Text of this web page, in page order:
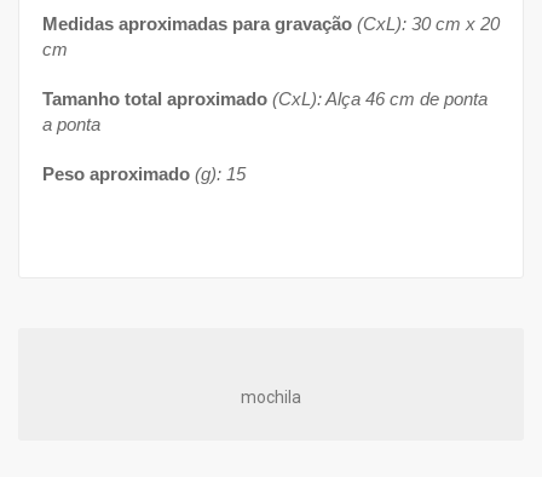
Medidas aproximadas para gravação (CxL): 30 cm x 20
cm
Tamanho total aproximado (CxL): Alça 46 cm de ponta
a ponta
Peso aproximado (g): 15
mochila